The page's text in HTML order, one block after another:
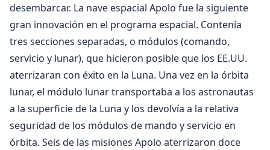
desembarcar. La nave espacial Apolo fue la siguiente
gran innovación en el programa espacial. Contenía
tres secciones separadas, o módulos (comando,
servicio y lunar), que hicieron posible que los EE.UU.
aterrizaran con éxito en la Luna. Una vez en la órbita
lunar, el módulo lunar transportaba a los astronautas
a la superficie de la Luna y los devolvía a la relativa
seguridad de los módulos de mando y servicio en
órbita. Seis de las misiones Apolo aterrizaron doce